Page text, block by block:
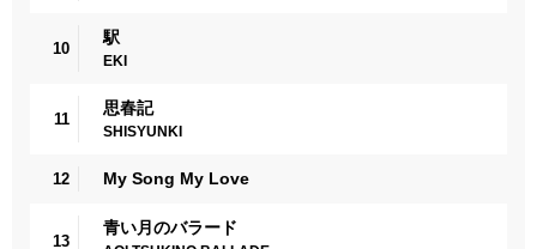
10
駅
EKI
11
思春記
SHISYUNKI
12 My Song My Love
13
青い月のバラード